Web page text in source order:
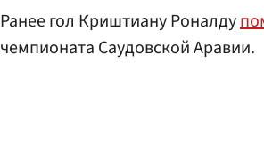
Ранее гол Криштиану Роналду
чемпионата Саудовской Аравии.